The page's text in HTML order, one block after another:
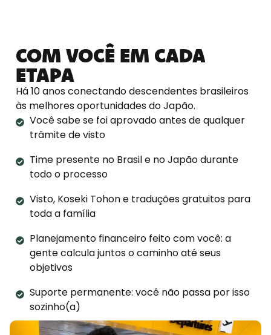
COM VOCÊ EM CADA
ETAPA
Há 10 anos conectando descendentes brasileiros
às melhores oportunidades do Japão.
Você sabe se foi aprovado antes de qualquer
trâmite de visto
Time presente no Brasil e no Japão durante
todo o processo
Visto, Koseki Tohon e traduções gratuitos para
toda a família
Planejamento financeiro feito com você: a
gente calcula juntos o caminho até seus
objetivos
Suporte permanente: você não passa por isso
sozinho(a)